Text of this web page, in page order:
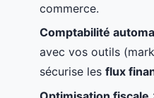
commerce.
Comptabilité
avec vos outils
sécurise les flux